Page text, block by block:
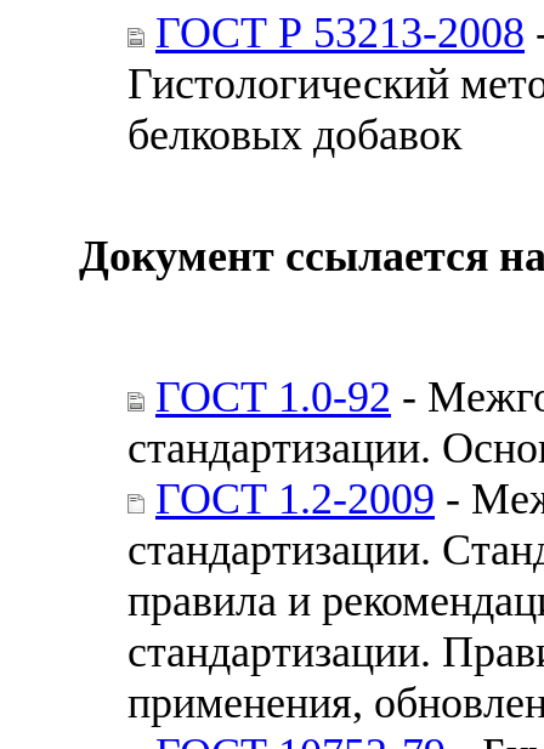
ГОСТ Р 53213-2008
Гистологический
белковых добавок
Документ ссылается
ГОСТ 1.0-92 -
стандартизации.
ГОСТ 1.2-2009 -
стандартизации.
правила и
стандартизации.
применения,